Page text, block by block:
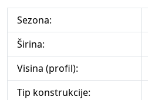
Sezona:
Širina:
Visina (profil):
Tip konstrukcije: